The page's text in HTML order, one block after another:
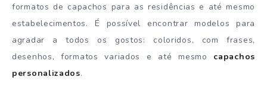
formatos de capachos para as residências e até mesmo
estabelecimentos. É possível encontrar modelos para
agradar a todos os gostos: coloridos, com frases,
desenhos, formatos variados e até mesmo capachos
personalizados.